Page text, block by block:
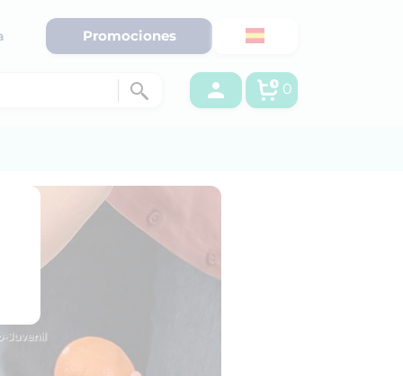
Promociones
0
Juvenil